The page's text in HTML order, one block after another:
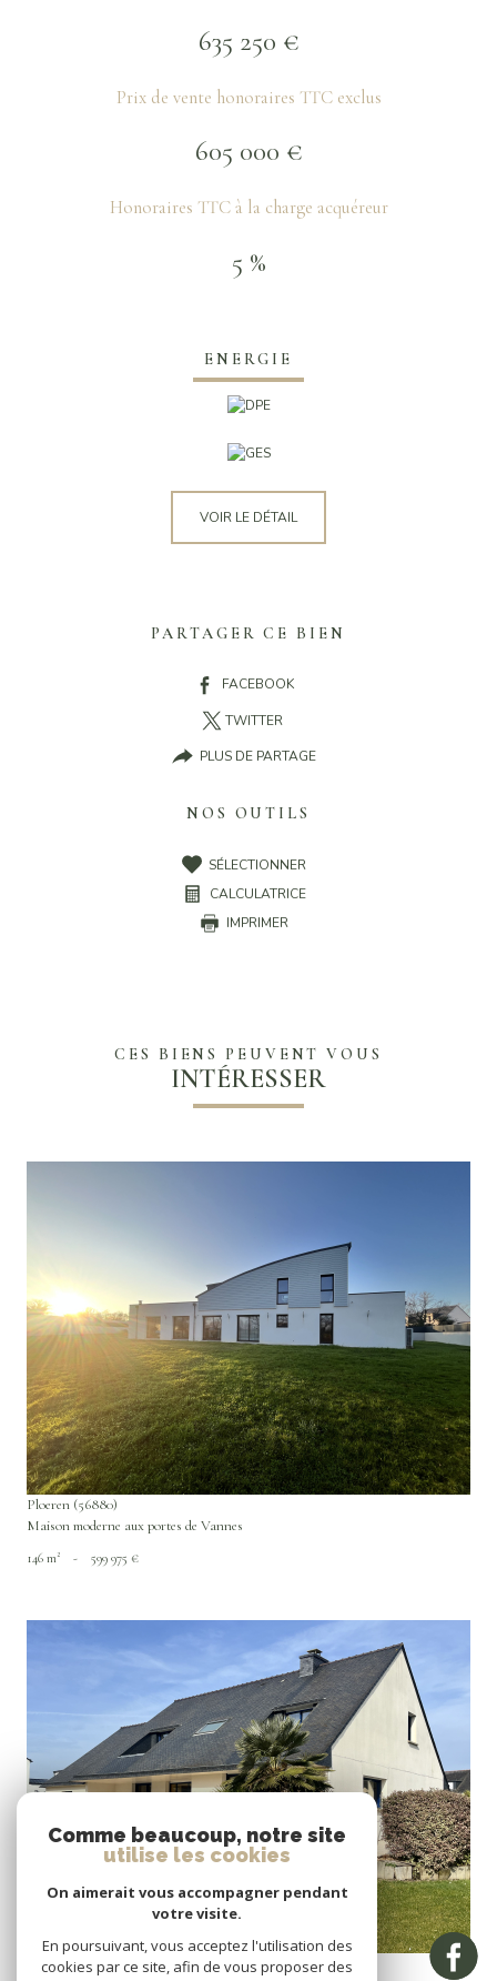
635 250 €
Prix de vente honoraires TTC exclus
605 000 €
Honoraires TTC à la charge acquéreur
5 %
ENERGIE
VOIR LE DÉTAIL
PARTAGER CE BIEN
FACEBOOK
TWITTER
PLUS DE PARTAGE
NOS OUTILS
SÉLECTIONNER
CALCULATRICE
IMPRIMER
CES BIENS PEUVENT VOUS
INTÉRESSER
VOIR LE BIEN
Ploeren (56880)
Maison moderne aux portes de Vannes
146 m² - 599 975 €
VOIR LE BIEN
Surzur (56450)
Comme beaucoup, notre site
utilise les cookies
On aimerait vous accompagner pendant
votre visite.
En poursuivant, vous acceptez l'utilisation des
cookies par ce site, afin de vous proposer des